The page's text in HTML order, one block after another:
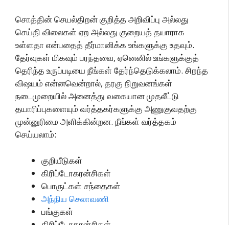
சொத்தின் செயல்திறன் குறித்த அறிவிப்பு அல்லது
செய்தி விலைகள் ஏற அல்லது குறையத் தயாராக
உள்ளதா என்பதைத் தீர்மானிக்க உங்களுக்கு உதவும்.
தேர்வுகள் மிகவும் பரந்தவை, ஏனெனில் உங்களுக்குத்
தெரிந்த உருப்படியை நீங்கள் தேர்ந்தெடுக்கலாம். சிறந்த
விஷயம் என்னவென்றால், தரகு நிறுவனங்கள்
நடைமுறையில் அனைத்து வகையான முதலீட்டு
தயாரிப்புகளையும் வர்த்தகர்களுக்கு அணுகுவதற்கு
முன்னுரிமை அளிக்கின்றன. நீங்கள் வர்த்தகம்
செய்யலாம்:
குறியீடுகள்
கிரிப்டோகரன்சிகள்
பொருட்கள் சந்தைகள்
அந்நிய செலாவணி
பங்குகள்